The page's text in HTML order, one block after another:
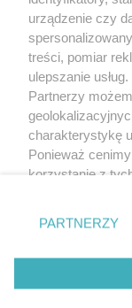
może być ścigane
urządzenie czy
treści, pomiar
ulepszanie
Partnerzy
charakterystykę
Ponieważ
korzystanie z
zmienić/
znajdujący się w
rodzaje
użytkownika,
przetwarzaniu.
PARTNERZY